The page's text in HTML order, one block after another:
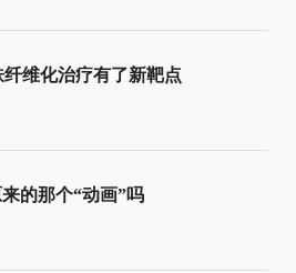
维化治疗有了新靶点
的那个“动画”吗